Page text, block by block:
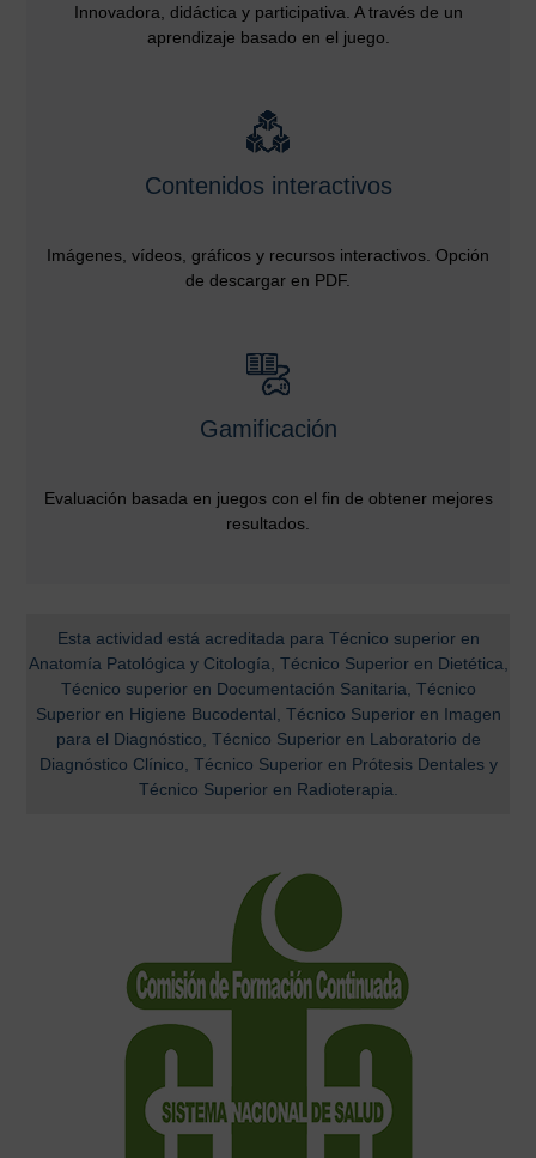
Innovadora, didáctica y participativa. A través de un
aprendizaje basado en el juego.
Contenidos interactivos
Imágenes, vídeos, gráficos y recursos interactivos. Opción
de descargar en PDF.
Gamificación
Evaluación basada en juegos con el fin de obtener mejores
resultados.
Esta actividad está acreditada para Técnico superior en
Anatomía Patológica y Citología, Técnico Superior en Dietética,
Técnico superior en Documentación Sanitaria, Técnico
Superior en Higiene Bucodental, Técnico Superior en Imagen
para el Diagnóstico, Técnico Superior en Laboratorio de
Diagnóstico Clínico, Técnico Superior en Prótesis Dentales y
Técnico Superior en Radioterapia.